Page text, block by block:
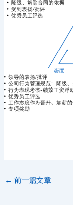
图1
← 前一篇文章